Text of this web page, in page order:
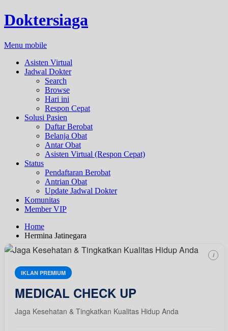
Doktersiaga
Menu mobile
Asisten Virtual
Jadwal Dokter
Search
Browse
Hari ini
Respon Cepat
Solusi Pasien
Daftar Berobat
Belanja Obat
Antar Obat
Asisten Virtual (Respon Cepat)
Status
Pendaftaran Berobat
Antrian Obat
Update Jadwal Dokter
Komunitas
Member VIP
Home
Hermina Jatinegara
IKLAN PREMIUM
MEDICAL CHECK UP
Jaga Kesehatan & Tingkatkan Kualitas Hidup Anda
i